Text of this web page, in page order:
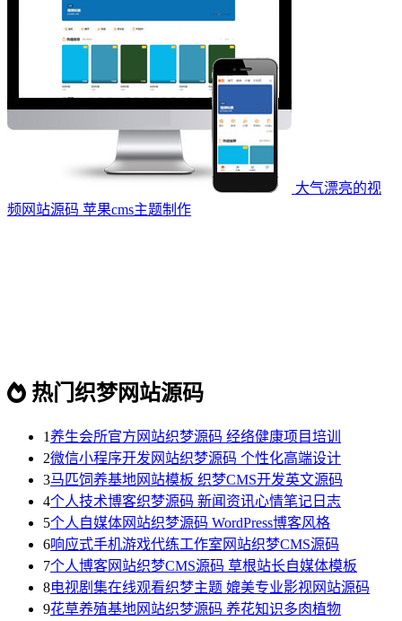
大气漂亮的视
频网站源码 苹果cms主题制作
热门织梦网站源码
1养生会所官方网站织梦源码 经络健康项目培训
2微信小程序开发网站织梦源码 个性化高端设计
3马匹饲养基地网站模板 织梦CMS开发英文源码
4个人技术博客织梦源码 新闻资讯心情笔记日志
5个人自媒体网站织梦源码 WordPress博客风格
6响应式手机游戏代练工作室网站织梦CMS源码
7个人博客网站织梦CMS源码 草根站长自媒体模板
8电视剧集在线观看织梦主题 媲美专业影视网站源码
9花草养殖基地网站织梦源码 养花知识多肉植物